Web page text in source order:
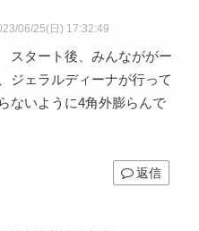
06/25(日) 17:32:49
タート後、みんなががー
ジェラルディーナが行って
ないように4角外膨らんで
返信